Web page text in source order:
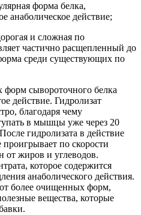
форма белка,
анаболическое действие;
и сложная по
частично расщепленный до
среди существующих по
форм сывороточного белка
действие. Гидролизат
благодаря чему
в мышцы уже через 20
гидролизата в действие
проигрывает по скорости
от жиров и углеводов.
которое содержится
анаболического действия.
более очищенных форм,
вещества, которые